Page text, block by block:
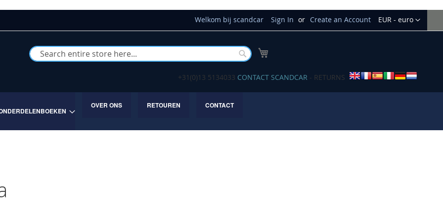
Currency
EUR - euro
Welkom bij scandcar Sign In Create an Account
Buscar
+31(0)13 5134033 CONTACT SCANDCAR - RETURNS
OVER ONS RETOUREN CONTACT